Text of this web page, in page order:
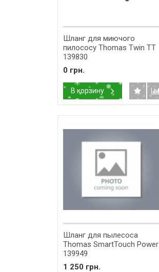
Шланг для миючого
пилососу Thomas Twin TT
139830
0 грн.
В корзину
Шланг для пылесоса
Thomas SmartTouch Power
139949
1 250 грн.